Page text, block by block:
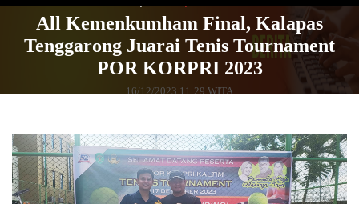
navigation
All Kemenkumham Final, Kalapas
Tenggarong Juarai Tenis Tournament
POR KORPRI 2023
16/12/2023 11:29 WITA